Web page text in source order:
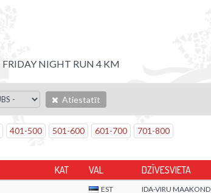
FRIDAY NIGHT RUN 4 KM
Atiestatīt
401 -500 501 -600 601 -700 701 -800
KAT VAL DZĪVESVIETA
EST
IDA-VIRU MAAKOND